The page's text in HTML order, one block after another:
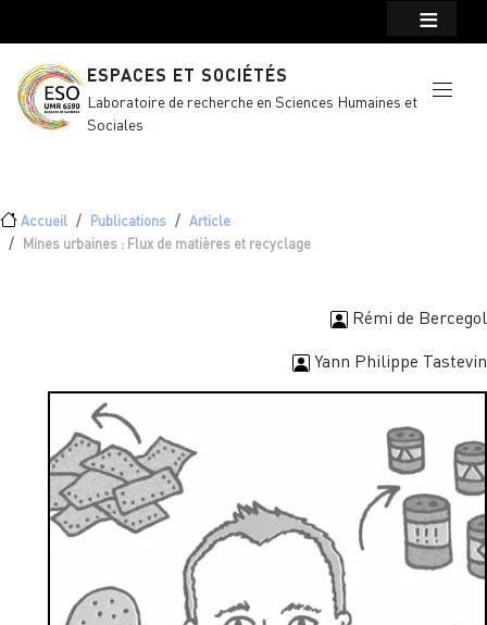
ESPACES ET SOCIÉTÉS
Laboratoire de recherche en Sciences Humaines et
Sociales
Fil d'Ariane
Accueil Publications
Article
Mines urbaines : Flux de matières et recyclage
Rémi de Bercegol
Yann Philippe Tastevin